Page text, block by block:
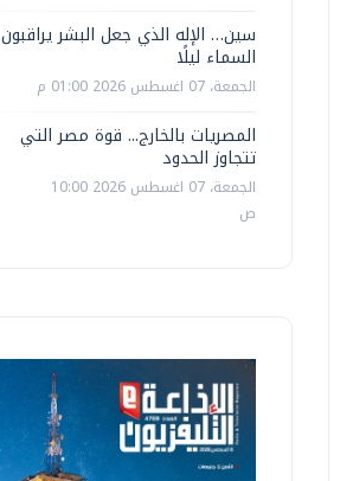
سين… الإله الذي جعل البشر يراقبون
السماء ليلًا
الجمعة، 07 اغسطس 2026 01:00 م
المصريات بالخارج... قوة مصر التي
تتجاوز الحدود
الجمعة، 07 اغسطس 2026 10:00
ص